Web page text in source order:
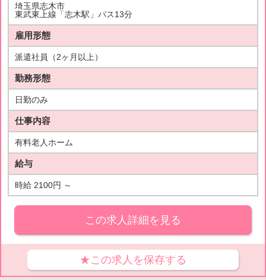
埼玉県志木市
東武東上線「志木駅」バス13分
雇用形態
派遣社員（2ヶ月以上）
勤務形態
日勤のみ
仕事内容
有料老人ホーム
給与
時給 2100円 ～
この求人詳細を見る
★この求人を保存する